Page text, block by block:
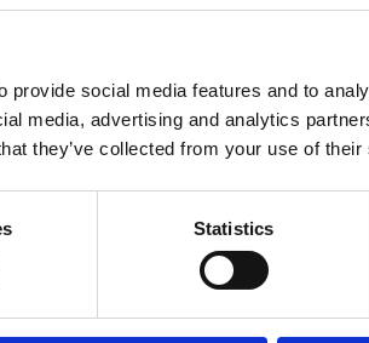
social media features and to
media, advertising and analytics
they’ve collected from your use of
Statistics
Aluminiumoxid
Aluminiumoxid
Ihnen auch gefallen